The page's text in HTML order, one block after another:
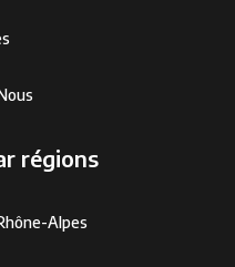
régions
Alpes